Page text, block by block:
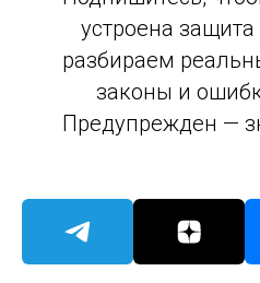
устроена
разбираем
законы и
Предупрежден —